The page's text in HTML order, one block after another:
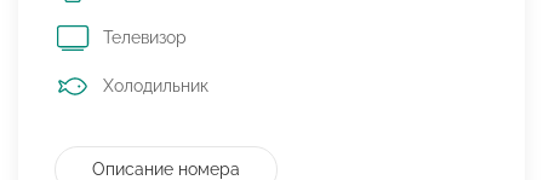
Телевизор
Холодильник
Описание номера